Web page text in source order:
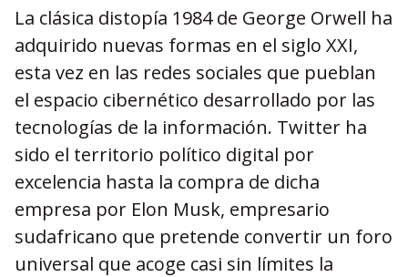
La clásica distopía 1984 de George Orwell ha
adquirido nuevas formas en el siglo XXI,
esta vez en las redes sociales que pueblan
el espacio cibernético desarrollado por las
tecnologías de la información. Twitter ha
sido el territorio político digital por
excelencia hasta la compra de dicha
empresa por Elon Musk, empresario
sudafricano que pretende convertir un foro
universal que acoge casi sin límites la